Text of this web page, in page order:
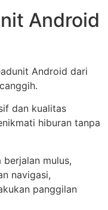
Android
Android dari
dan kualitas
hiburan tanpa
mulus,
navigasi,
panggilan